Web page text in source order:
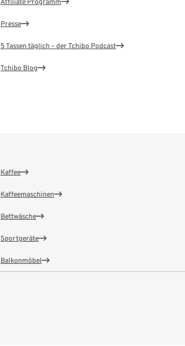
Presse
5 Tassen täglich – der Tchibo Podcast
Tchibo Blog
Kaffee
Kaffeemaschinen
Bettwäsche
Sportgeräte
Balkonmöbel